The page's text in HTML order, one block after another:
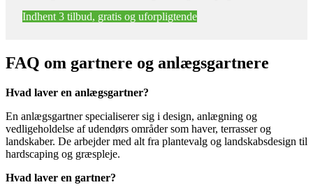
Indhent 3 tilbud, gratis og uforpligtende
FAQ om gartnere og anlægsgartnere
Hvad laver en anlægsgartner?
En anlægsgartner specialiserer sig i design, anlægning og
vedligeholdelse af udendørs områder som haver, terrasser og
landskaber. De arbejder med alt fra plantevalg og landskabsdesign til
hardscaping og græspleje.
Hvad laver en gartner?